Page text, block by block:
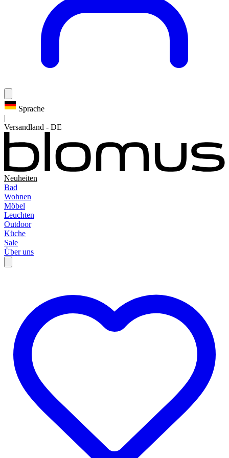
Sprache
|
Versandland - DE
Neuheiten
Bad
Wohnen
Möbel
Leuchten
Outdoor
Küche
Sale
Über uns